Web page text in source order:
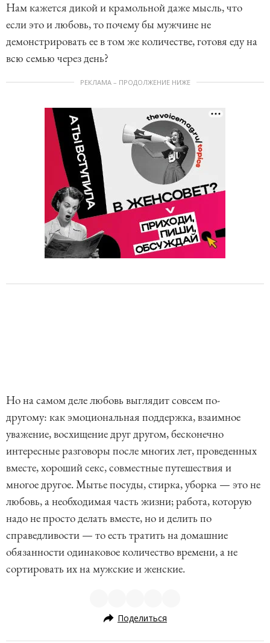
Нам кажется дикой и крамольной даже мысль, что
если это и любовь, то почему бы мужчине не
демонстрировать ее в том же количестве, готовя еду на
всю семью через день?
РЕКЛАМА – ПРОДОЛЖЕНИЕ НИЖЕ
Но на самом деле любовь выглядит совсем по-
другому: как эмоциональная поддержка, взаимное
уважение, восхищение друг другом, бесконечно
интересные разговоры после многих лет, проведенных
вместе, хороший секс, совместные путешествия и
многое другое. Мытье посуды, стирка, уборка — это не
любовь, а необходимая часть жизни; работа, которую
надо не просто делать вместе, но и делить по
справедливости — то есть тратить на домашние
обязанности одинаковое количество времени, а не
сортировать их на мужские и женские.
Поделиться